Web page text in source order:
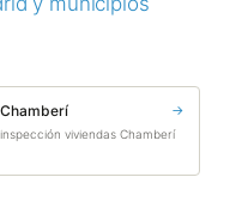
→
Chamberí
inspección viviendas Chamberí